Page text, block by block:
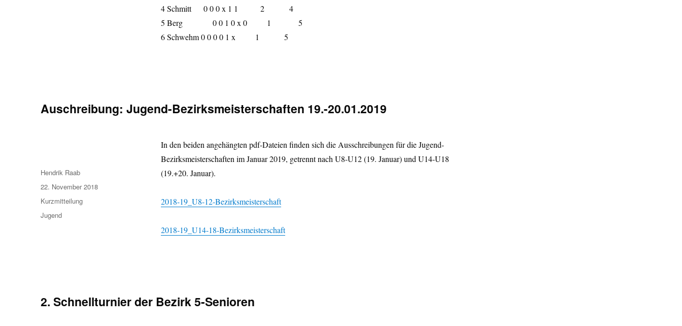
4 Schmitt 0 0 0 x 1 1 2 4
5 Berg 0 0 1 0 x 0 1 5
6 Schwehm 0 0 0 0 1 x 1 5
Auschreibung: Jugend-Bezirksmeisterschaften 19.-20.01.2019
In den beiden angehängten pdf-Dateien finden sich die Ausschreibungen für die Jugend-
Bezirksmeisterschaften im Januar 2019, getrennt nach U8-U12 (19. Januar) und U14-U18
(19.+20. Januar).
2018-19_U8-12-Bezirksmeisterschaft
2018-19_U14-18-Bezirksmeisterschaft
Autor
Hendrik Raab
Veröffentlicht
am
22. November 2018
Format
Kurzmitteilung
Kategorien
Jugend
2. Schnellturnier der Bezirk 5-Senioren